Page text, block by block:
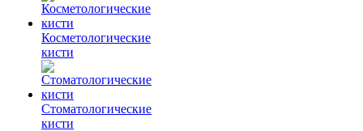
Косметологические
кисти
Стоматологические
кисти